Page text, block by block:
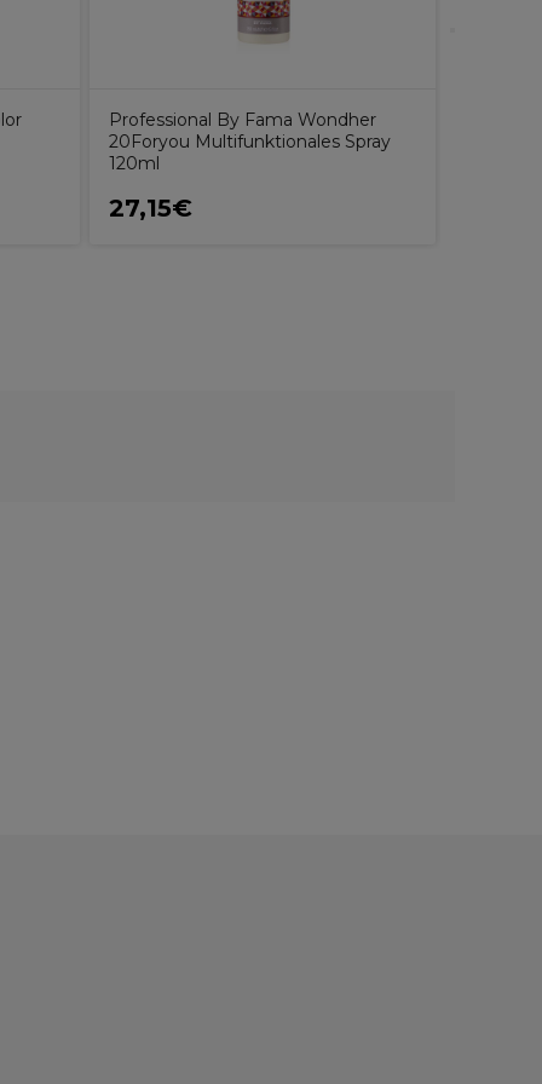
Professional By Fama Wondher
20Foryou Multifunktionales Spray
120ml
27,15€